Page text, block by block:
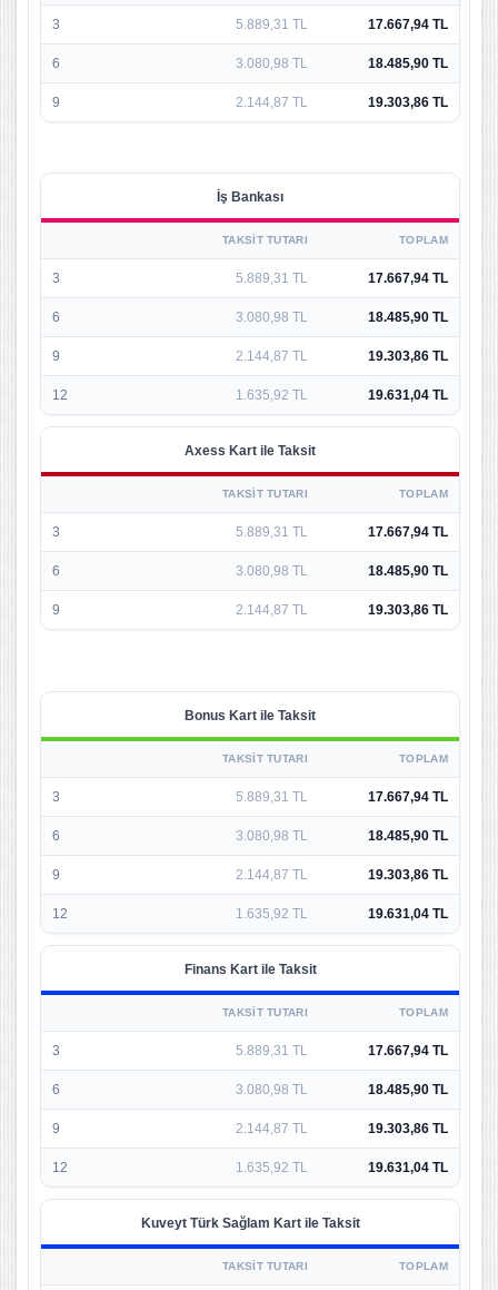
3 5.889,31 TL 17.667,94 TL
6 3.080,98 TL 18.485,90 TL
9 2.144,87 TL 19.303,86 TL
İş Bankası
TAKSIT TUTARI TOPLAM
3 5.889,31 TL 17.667,94 TL
6 3.080,98 TL 18.485,90 TL
9 2.144,87 TL 19.303,86 TL
12 1.635,92 TL 19.631,04 TL
Axess Kart ile Taksit
TAKSIT TUTARI TOPLAM
3 5.889,31 TL 17.667,94 TL
6 3.080,98 TL 18.485,90 TL
9 2.144,87 TL 19.303,86 TL
Bonus Kart ile Taksit
TAKSIT TUTARI TOPLAM
3 5.889,31 TL 17.667,94 TL
6 3.080,98 TL 18.485,90 TL
9 2.144,87 TL 19.303,86 TL
12 1.635,92 TL 19.631,04 TL
Finans Kart ile Taksit
TAKSIT TUTARI TOPLAM
3 5.889,31 TL 17.667,94 TL
6 3.080,98 TL 18.485,90 TL
9 2.144,87 TL 19.303,86 TL
12 1.635,92 TL 19.631,04 TL
Kuveyt Türk Sağlam Kart ile Taksit
TAKSIT TUTARI TOPLAM